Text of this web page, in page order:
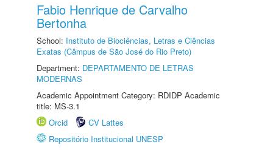
Fabio Henrique de Carvalho
Bertonha
School: Instituto de Biociências, Letras e Ciências
Exatas (Câmpus de São José do Rio Preto)
Department: DEPARTAMENTO DE LETRAS
MODERNAS
Academic Appointment Category: RDIDP Academic
title: MS-3.1
Orcid
CV Lattes
Repositório Institucional UNESP